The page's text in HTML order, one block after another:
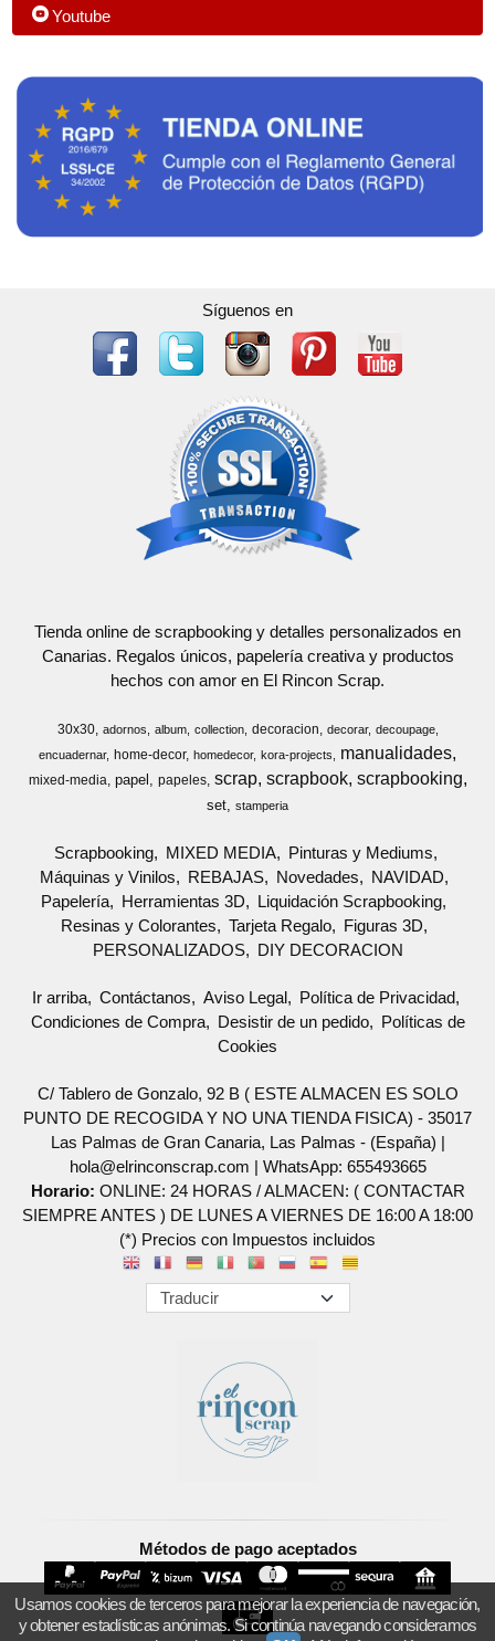
Youtube
Síguenos en
Tienda online de scrapbooking y detalles personalizados en
Canarias. Regalos únicos, papelería creativa y productos
hechos con amor en El Rincon Scrap.
30x30 adornos album collection decoracion decorar
decoupage
encuadernar home-decor homedecor kora-projects manualidades
mixed-media papel papeles scrap scrapbook scrapbooking
set stamperia
Scrapbooking MIXED MEDIA
Pinturas y Mediums
Máquinas y Vinilos
REBAJAS Novedades
NAVIDAD
Papelería
Herramientas 3D
Liquidación Scrapbooking
Resinas y Colorantes
Tarjeta Regalo
Figuras 3D
PERSONALIZADOS
DIY DECORACION
Ir arriba Contáctanos Aviso Legal
Política de Privacidad
Condiciones de Compra
Desistir de un pedido
Políticas de
Cookies
C/ Tablero de Gonzalo, 92 B ( ESTE ALMACEN ES SOLO
PUNTO DE RECOGIDA Y NO UNA TIENDA FISICA) - 35017
Las Palmas de Gran Canaria, Las Palmas - (España) |
hola@elrinconscrap.com | WhatsApp: 655493665
Horario: ONLINE: 24 HORAS / ALMACEN: ( CONTACTAR
SIEMPRE ANTES ) DE LUNES A VIERNES DE 16:00 A 18:00
(*) Precios con Impuestos incluidos
Métodos de pago aceptados
Usamos cookies de terceros para mejorar la experiencia de navegación,
y obtener estadísticas anónimas. Si continúa navegando consideramos